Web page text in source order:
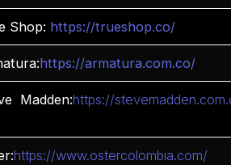
Shop: https://trueshop.co/
https://armatura.com.co/
Madden:https://
https://www.ostercolombia.com/